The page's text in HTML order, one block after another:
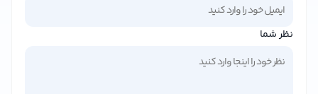
نگه می‌دارد.
نظر شما